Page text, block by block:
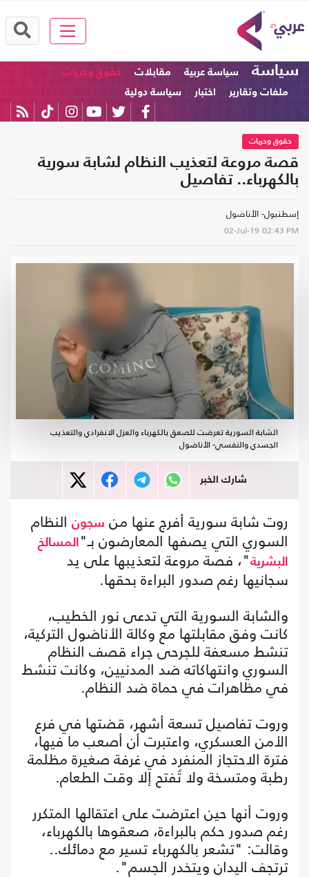
سياسة سياسة عربية مقابلات
حقوق وحريات
ملفات وتقارير
اختبار سياسة دولية
حقوق وحريات
قصة مروعة لتعذيب النظام لشابة سورية
بالكهرباء.. تفاصيل
إسطنبول- الأناضول
02-Jul-19 02:43 PM
الشابة السورية تعرضت للصعق بالكهرباء والعزل الانفرادي والتعذيب
الجسدي والنفسي- الأناضول
شارك الخبر
روت شابة سورية أفرج عنها من سجون النظام
السوري التي يصفها المعارضون بـ"
المسالخ
البشرية"، فصة مروعة لتعذيبها على يد
سجانيها رغم صدور البراءة بحقها.
والشابة السورية التي تدعى نور الخطيب،
كانت وفق مقابلتها مع وكالة الأناضول التركية،
تنشط مسعفة للجرحى جراء قصف النظام
السوري وانتهاكاته ضد المدنيين، وكانت تنشط
في مظاهرات في حماة ضد النظام.
وروت تفاصيل تسعة أشهر، قضتها في فرع
الأمن العسكري، واعتبرت أن أصعب ما فيها،
فترة الاحتجاز المنفرد في غرفة صغيرة مظلمة
رطبة ومتسخة ولا تُفتح إلا وقت الطعام.
وروت أنها حين اعترضت على اعتقالها المتكرر
رغم صدور حكم بالبراءة، صعقوها بالكهرباء،
وقالت: "تشعر بالكهرباء تسير مع دمائك..
ترتجف اليدان ويتخدر الجسم".